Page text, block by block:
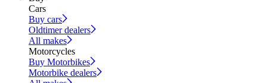
Cars
Buy cars
Oldtimer dealers
All makes
Motorcycles
Buy Motorbikes
Motorbike dealers